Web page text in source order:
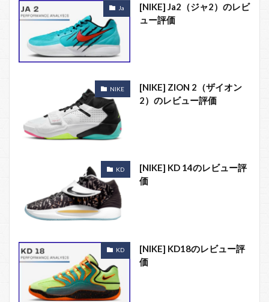
Ja
[NIKE] Ja2（ジャ2）のレビ
ュー評価
NIKE
[NIKE] ZION 2（ザイオン
2）のレビュー評価
KD
[NIKE] KD 14のレビュー評
価
KD
[NIKE] KD18のレビュー評
価